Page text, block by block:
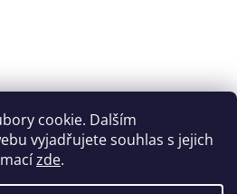
cookie. Dalším
vyjadřujete souhlas s jejich
zde.